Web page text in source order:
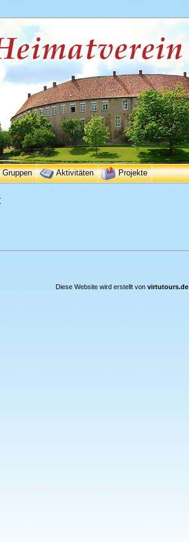
Gruppen Aktivitäten Projekte
Diese Website wird erstellt von virtutours.de